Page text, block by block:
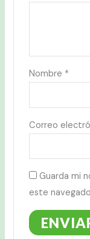
Nombre *
Correo
Guarda mi
este